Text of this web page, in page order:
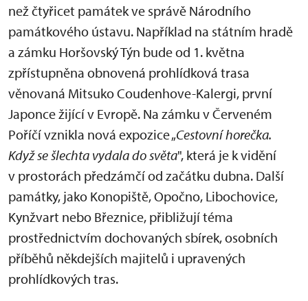
než čtyřicet památek ve správě Národního
památkového ústavu. Například na státním hradě
a zámku Horšovský Týn bude od 1. května
zpřístupněna obnovená prohlídková trasa
věnovaná Mitsuko Coudenhove-Kalergi, první
Japonce žijící v Evropě. Na zámku v Červeném
Poříčí vznikla nová expozice „Cestovní horečka.
Když se šlechta vydala do světa", která je k vidění
v prostorách předzámčí od začátku dubna. Další
památky, jako Konopiště, Opočno, Libochovice,
Kynžvart nebo Březnice, přibližují téma
prostřednictvím dochovaných sbírek, osobních
příběhů někdejších majitelů i upravených
prohlídkových tras.